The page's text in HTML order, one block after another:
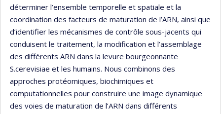
déterminer l’ensemble temporelle et spatiale et la
coordination des facteurs de maturation de l’ARN, ainsi que
d’identifier les mécanismes de contrôle sous-jacents qui
conduisent le traitement, la modification et l’assemblage
des différents ARN dans la levure bourgeonnante
S.cerevisiae et les humains. Nous combinons des
approches protéomiques, biochimiques et
computationnelles pour construire une image dynamique
des voies de maturation de l’ARN dans différents